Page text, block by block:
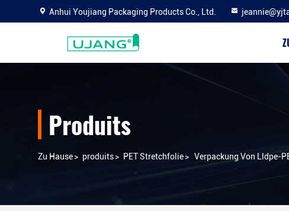
Anhui Youjiang Packaging Products Co., Ltd.
Produits
Zu Hause> produits> PET Stretchfolie> Verpackung Von Lldpe-